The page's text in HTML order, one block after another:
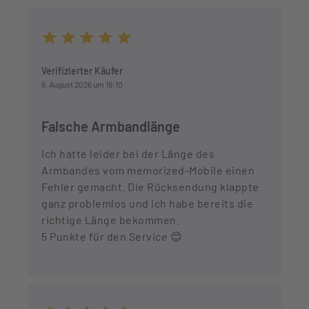
Verifizierter Käufer
6. August 2026 um 19:10
Falsche Armbandlänge
Ich hatte leider bei der Länge des
Armbandes vom memorized-Mobile einen
Fehler gemacht. Die Rücksendung klappte
ganz problemlos und ich habe bereits die
richtige Länge bekommen.
5 Punkte für den Service 😊